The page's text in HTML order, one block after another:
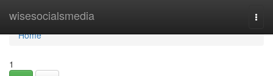
wisesocialsmedia
Home
Home
1